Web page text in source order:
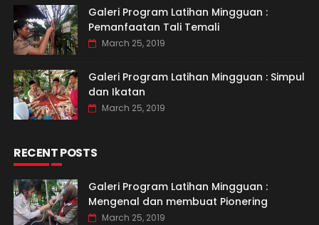
Galeri Program Latihan Mingguan :
Pemanfaatan Tali Temali
March 25, 2019
Galeri Program Latihan Mingguan : Simpul
dan Ikatan
March 25, 2019
RECENT POSTS
Galeri Program Latihan Mingguan :
Mengenal dan membuat Pionering
March 25, 2019